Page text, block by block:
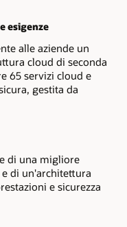
esigenze
alle aziende un
cloud di seconda
65 servizi cloud e
gestita da
di una migliore
di un'architettura
e sicurezza